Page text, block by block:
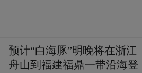
预计“白海豚”明晚将在浙江
舟山到福建福鼎一带沿海登